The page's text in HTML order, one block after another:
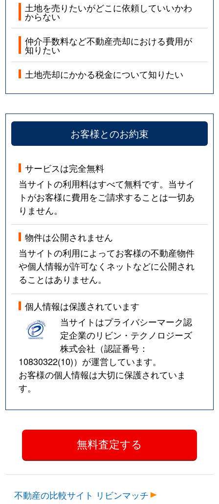
土地を売りたいがどこに依頼していいかわ
からない
仲介手数料など不動産売却における費用が
知りたい
土地売却にかかる税金について知りたい
お客様とのお約束
サービスは完全無料
当サイトの利用料はすべて無料です。当サイ
トがお客様に費用をご請求することは一切あ
りません。
物件は公開されません
当サイトの利用によってお客様の不動産物件
や個人情報が許可なくネットなどに公開され
ることはありません。
個人情報は保護されています
当サイトはプライバシーマーク認
定企業のリビン・テクノロジーズ
株式会社（認証番号：
10830322(10)）が運営しています。
お客様の個人情報は大切に保護されていま
す。
不動産の比較サイト リビンマッチ